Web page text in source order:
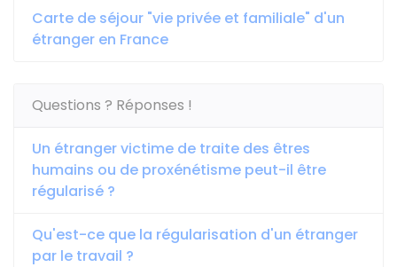
Carte de séjour "vie privée et familiale" d'un
étranger en France
Questions ? Réponses !
Un étranger victime de traite des êtres
humains ou de proxénétisme peut-il être
régularisé ?
Qu'est-ce que la régularisation d'un étranger
par le travail ?